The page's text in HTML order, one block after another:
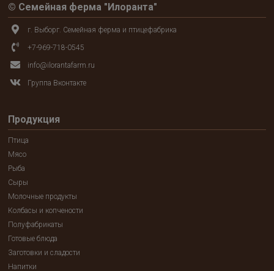
© Семейная ферма "Илоранта"
г. Выборг. Семейная ферма и птицефабрика
+7-969-718-0545
info@ilorantafarm.ru
Группа Вконтакте
Продукция
Птица
Мясо
Рыба
Сыры
Молочные продукты
Колбасы и копчености
Полуфабрикаты
Готовые блюда
Заготовки и сладости
Напитки